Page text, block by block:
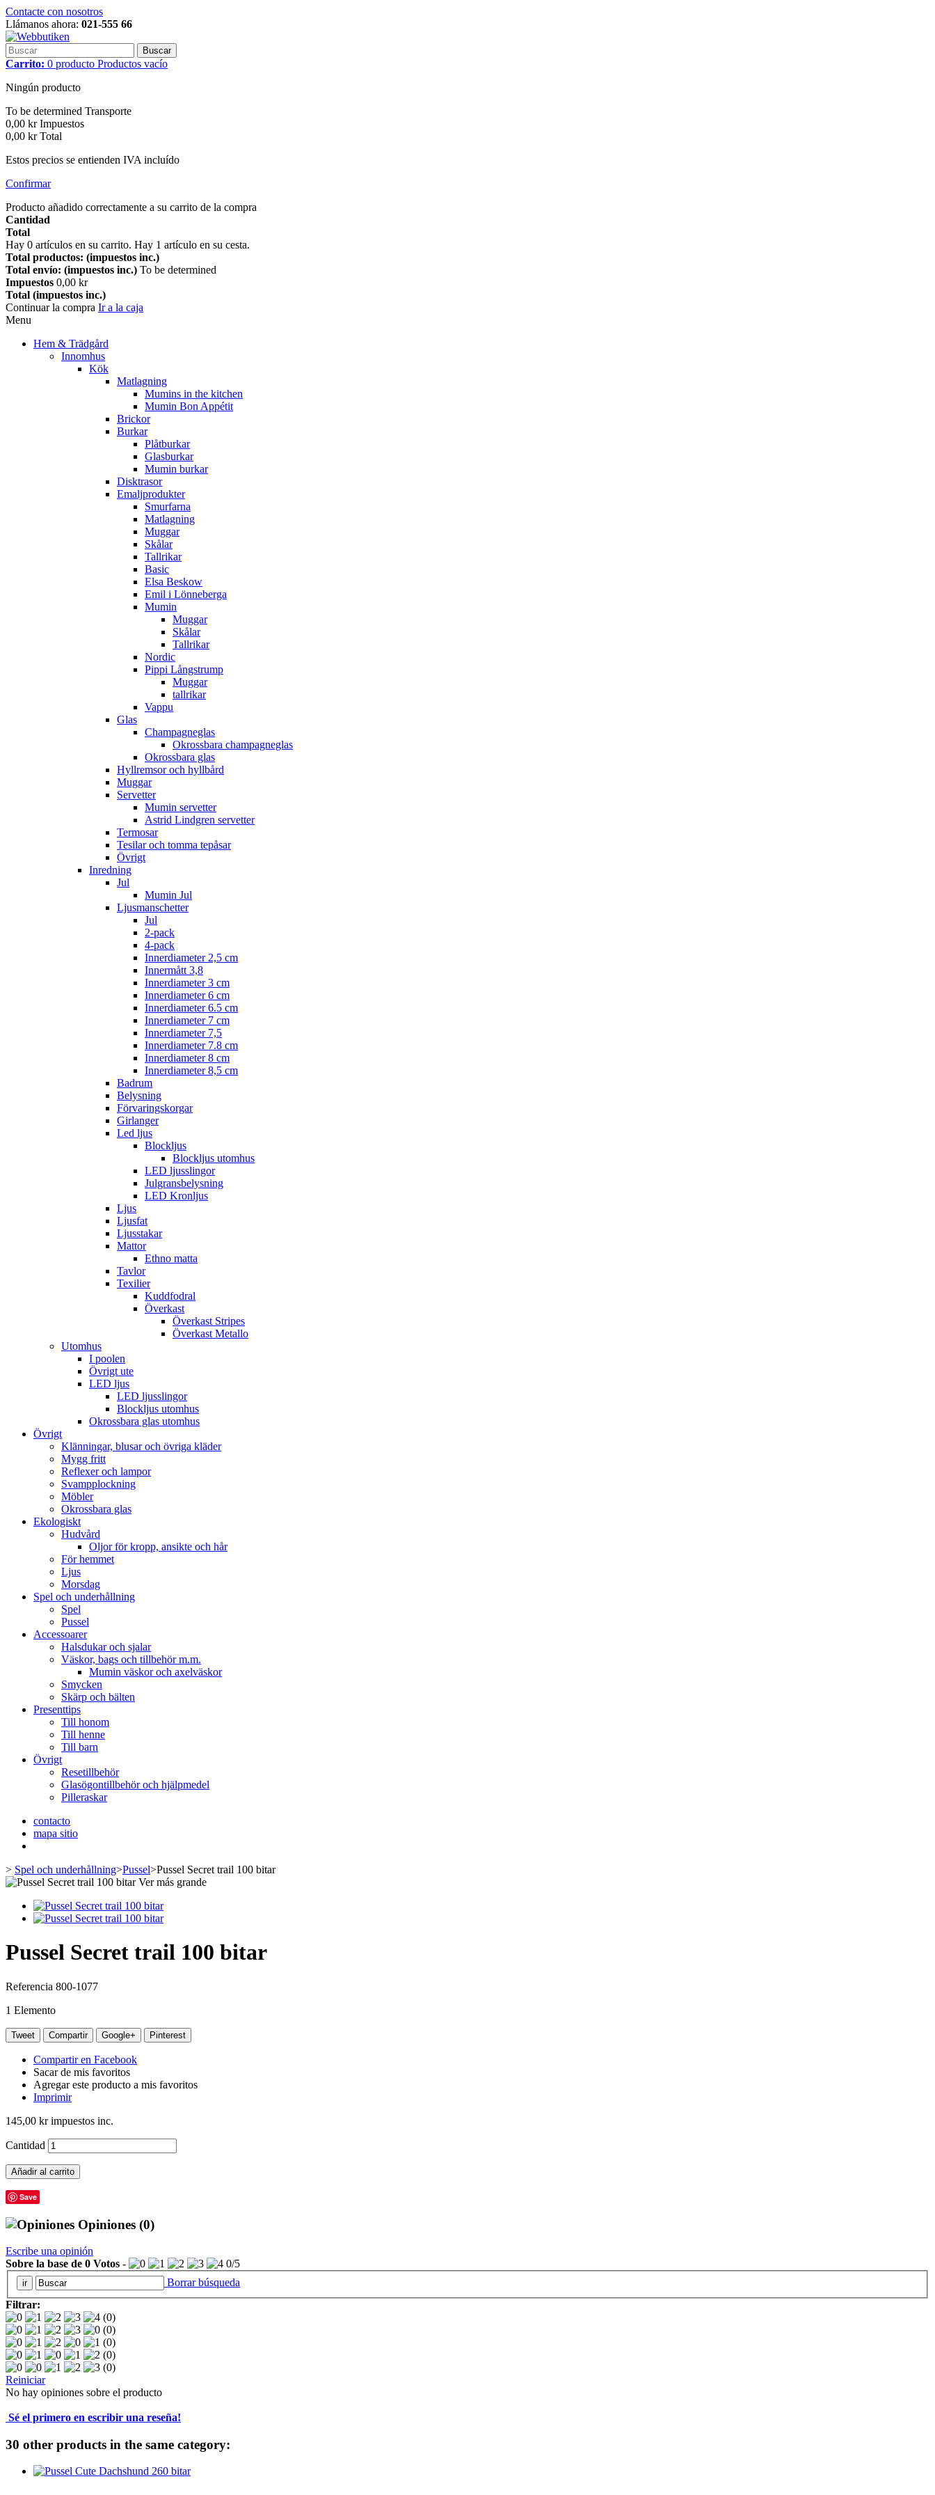
Contacte con nosotros
Llámanos ahora: 021-555 66
Buscar
Carrito: 0 producto Productos vacío
Ningún producto
To be determined Transporte
0,00 kr Impuestos
0,00 kr Total
Estos precios se entienden IVA incluído
Confirmar
Producto añadido correctamente a su carrito de la compra
Cantidad
Total
Hay 0 artículos en su carrito. Hay 1 artículo en su cesta.
Total productos: (impuestos inc.)
Total envío: (impuestos inc.) To be determined
Impuestos 0,00 kr
Total (impuestos inc.)
Continuar la compra Ir a la caja
Menu
Hem & Trädgård
Innomhus
Kök
Matlagning
Mumins in the kitchen
Mumin Bon Appétit
Brickor
Burkar
Plåtburkar
Glasburkar
Mumin burkar
Disktrasor
Emaljprodukter
Smurfarna
Matlagning
Muggar
Skålar
Tallrikar
Basic
Elsa Beskow
Emil i Lönneberga
Mumin
Muggar
Skålar
Tallrikar
Nordic
Pippi Långstrump
Muggar
tallrikar
Vappu
Glas
Champagneglas
Okrossbara champagneglas
Okrossbara glas
Hyllremsor och hyllbård
Muggar
Servetter
Mumin servetter
Astrid Lindgren servetter
Termosar
Tesilar och tomma tepåsar
Övrigt
Inredning
Jul
Mumin Jul
Ljusmanschetter
Jul
2-pack
4-pack
Innerdiameter 2,5 cm
Innermått 3,8
Innerdiameter 3 cm
Innerdiameter 6 cm
Innerdiameter 6.5 cm
Innerdiameter 7 cm
Innerdiameter 7,5
Innerdiameter 7.8 cm
Innerdiameter 8 cm
Innerdiameter 8,5 cm
Badrum
Belysning
Förvaringskorgar
Girlanger
Led ljus
Blockljus
Blockljus utomhus
LED ljusslingor
Julgransbelysning
LED Kronljus
Ljus
Ljusfat
Ljusstakar
Mattor
Ethno matta
Tavlor
Texilier
Kuddfodral
Överkast
Överkast Stripes
Överkast Metallo
Utomhus
I poolen
Övrigt ute
LED ljus
LED ljusslingor
Blockljus utomhus
Okrossbara glas utomhus
Övrigt
Klänningar, blusar och övriga kläder
Mygg fritt
Reflexer och lampor
Svampplockning
Möbler
Okrossbara glas
Ekologiskt
Hudvård
Oljor för kropp, ansikte och hår
För hemmet
Ljus
Morsdag
Spel och underhållning
Spel
Pussel
Accessoarer
Halsdukar och sjalar
Väskor, bags och tillbehör m.m.
Mumin väskor och axelväskor
Smycken
Skärp och bälten
Presenttips
Till honom
Till henne
Till barn
Övrigt
Resetillbehör
Glasögontillbehör och hjälpmedel
Pilleraskar
contacto
mapa sitio
> Spel och underhållning>Pussel>Pussel Secret trail 100 bitar
Ver más grande
Pussel Secret trail 100 bitar
Referencia 800-1077
1 Elemento
Tweet Compartir Google+ Pinterest
Compartir en Facebook
Sacar de mis favoritos
Agregar este producto a mis favoritos
Imprimir
145,00 krimpuestos inc.
Cantidad
Añadir al carrito
Save
Opiniones (0)
Escribe una opinión
Sobre la base de 0 Votos - 0/5
Borrar búsqueda
Filtrar:
(0)
(0)
(0)
(0)
(0)
Reiniciar
No hay opiniones sobre el producto
Sé el primero en escribir una reseña!
30 other products in the same category: